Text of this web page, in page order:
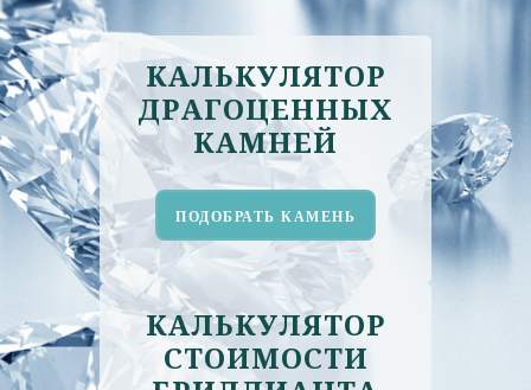
КАЛЬКУЛЯТОР
ДРАГОЦЕННЫХ
КАМНЕЙ
ПОДОБРАТЬ КАМЕНЬ
КАЛЬКУЛЯТОР
СТОИМОСТИ